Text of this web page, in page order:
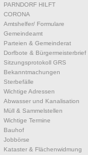
PARNDORF HILFT
CORONA
Amtshelfer/ Formulare
Gemeindeamt
Parteien & Gemeinderat
Dorfbote & Bürgermeisterbrief
Sitzungsprotokoll GRS
Bekanntmachungen
Sterbefälle
Wichtige Adressen
Abwasser und Kanalisation
Müll & Sammelstellen
Wichtige Termine
Bauhof
Jobbörse
Kataster & Flächenwidmung